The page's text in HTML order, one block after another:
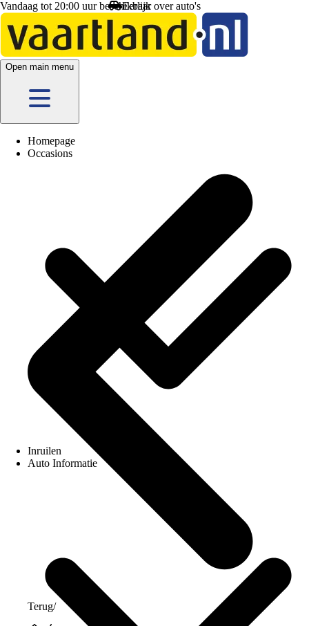
Eerlijkover auto's
Vandaag tot 20:00 uur beschikbaar
Open main menu
Homepage
Occasions
Inruilen
Auto Informatie
Terug/